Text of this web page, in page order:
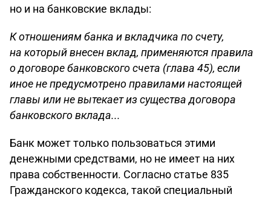
но и на банковские вклады:
К отношениям банка и вкладчика по счету,
на который внесен вклад, применяются правила
о договоре банковского счета (глава 45), если
иное не предусмотрено правилами настоящей
главы или не вытекает из существа договора
банковского вклада...
Банк может только пользоваться этими
денежными средствами, но не имеет на них
права собственности. Согласно статье 835
Гражданского кодекса, такой специальный